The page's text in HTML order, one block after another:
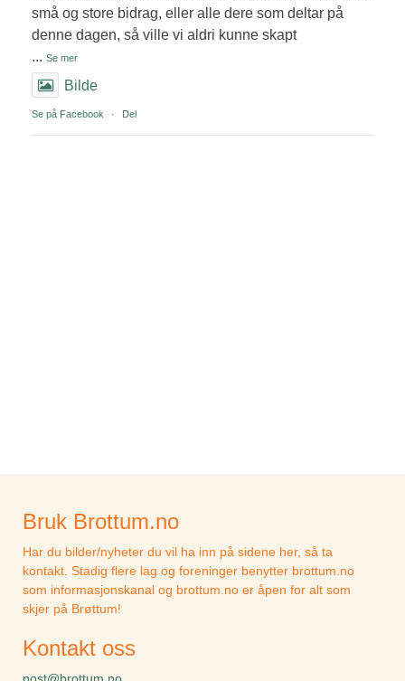
små og store bidrag, eller alle dere som deltar på
denne dagen, så ville vi aldri kunne skapt
... Se mer
Bilde
Se på Facebook · Del
Bruk Brottum.no
Har du bilder/nyheter du vil ha inn på sidene her, så ta
kontakt. Stadig flere lag og foreninger benytter brottum.no
som informasjonskanal og brottum.no er åpen for alt som
skjer på Brøttum!
Kontakt oss